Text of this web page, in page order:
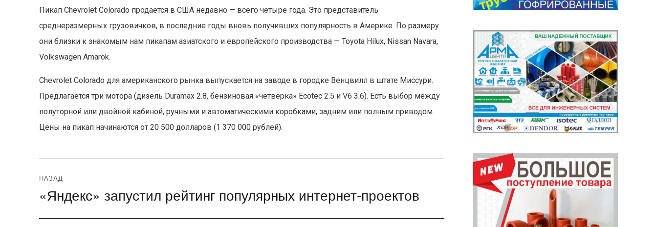
Пикап Chevrolet Colorado продается в США недавно — всего четыре года. Это представитель
среднеразмерных грузовичков, в последние годы вновь получивших популярность в Америке. По размеру
они близки к знакомым нам пикапам азиатского и европейского производства — Toyota Hilux, Nissan Navara,
Volkswagen Amarok.
Chevrolet Colorado для американского рынка выпускается на заводе в городке Венцвилл в штате Миссури.
Предлагается три мотора (дизель Duramax 2.8, бензиновая «четверка» Ecotec 2.5 и V6 3.6). Есть выбор между
полуторной или двойной кабиной, ручными и автоматическими коробками, задним или полным приводом.
Цены на пикап начинаются от 20 500 долларов (1 370 000 рублей).
Навигация
по
записям
НАЗАД
Предыдущая
запись:
«Яндекс» запустил рейтинг популярных интернет-проектов